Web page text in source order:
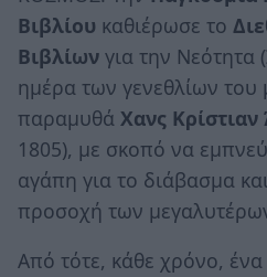
Βιβλίου καθιέρωσε το
Βιβλίων για την Νεότητα (
ημέρα των γενεθλίων
παραμυθά Χανς
1805), με σκοπό να
αγάπη για το διάβασμα
προσοχή των
Από τότε, κάθε χρόνο, ένα